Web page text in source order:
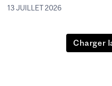
13 JUILLET 2026
Charger